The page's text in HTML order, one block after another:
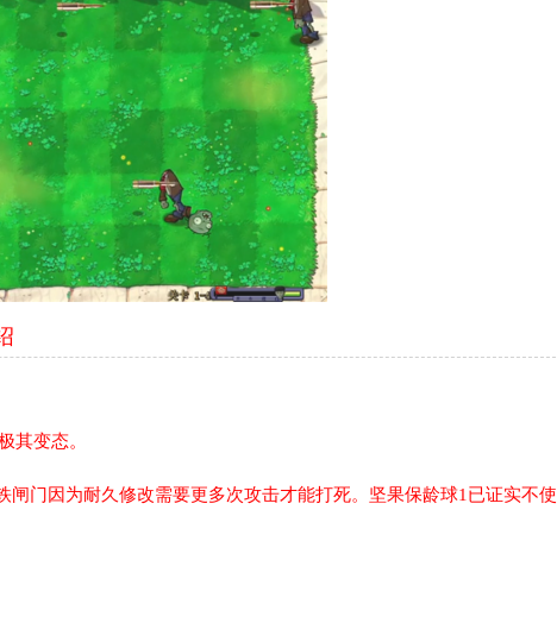
其变态。
门因为耐久修改需要更多次攻击才能打死。坚果保龄球1已证实不使